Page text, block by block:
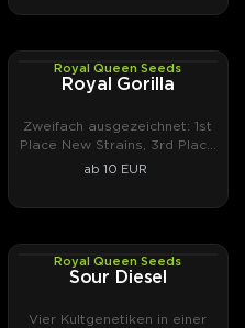
PHOTOFEM
Royal Queen Seeds
Royal Gorilla
Zweifach ausgezeichnet: 1st
Place New Strains, 3rd Place
Indica.
ab 10 EUR
PHOTOFEM
Royal Queen Seeds
Sour Diesel
Vier Kultgenetiken in einer